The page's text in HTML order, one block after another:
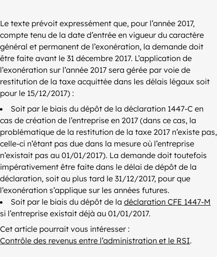
Le texte prévoit expressément que, pour l’année 2017,
compte tenu de la date d’entrée en vigueur du caractère
général et permanent de l’exonération, la demande doit
être faite avant le 31 décembre 2017. L’application de
l’exonération sur l’année 2017 sera gérée par voie de
restitution de la taxe acquittée dans les délais légaux soit
pour le 15/12/2017) :
Soit par le biais du dépôt de la déclaration 1447-C en
cas de création de l’entreprise en 2017 (dans ce cas, la
problématique de la restitution de la taxe 2017 n’existe pas,
celle-ci n’étant pas due dans la mesure où l’entreprise
n’existait pas au 01/01/2017). La demande doit toutefois
impérativement être faite dans le délai de dépôt de la
déclaration, soit au plus tard le 31/12/2017, pour que
l’exonération s’applique sur les années futures.
Soit par le biais du dépôt de la déclaration CFE 1447-M
si l’entreprise existait déjà au 01/01/2017.
Cet article pourrait vous intéresser :
Contrôle des revenus entre l’administration et le RSI.